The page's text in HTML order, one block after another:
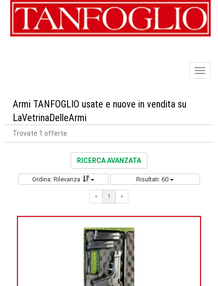
Armi TANFOGLIO usate e nuove in vendita su
LaVetrinaDelleArmi
Trovate 1 offerte
RICERCA AVANZATA
Ordina: Rilevanza Risultati: 60
« 1 «